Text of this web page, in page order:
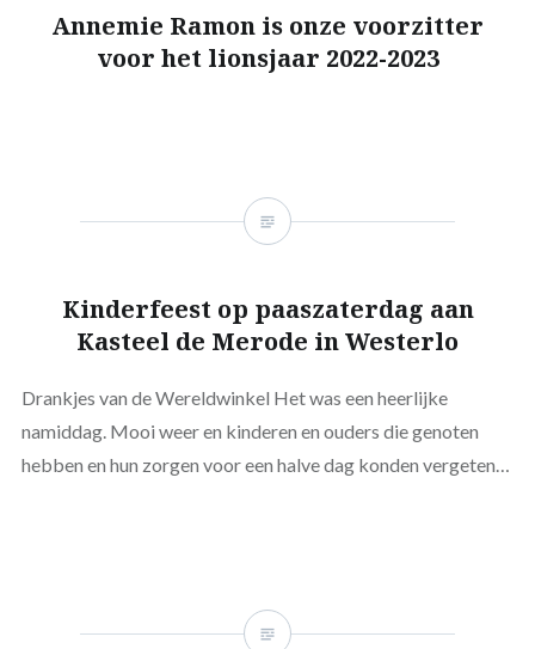
Annemie Ramon is onze voorzitter
voor het lionsjaar 2022-2023
Kinderfeest op paaszaterdag aan
Kasteel de Merode in Westerlo
Drankjes van de Wereldwinkel Het was een heerlijke
namiddag. Mooi weer en kinderen en ouders die genoten
hebben en hun zorgen voor een halve dag konden vergeten…